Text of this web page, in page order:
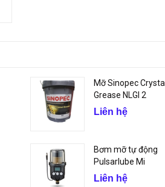
Mỡ Sinopec Crystal
Grease NLGI 2
Liên hệ
Bơm mỡ tự động
Pulsarlube Mi
Liên hệ